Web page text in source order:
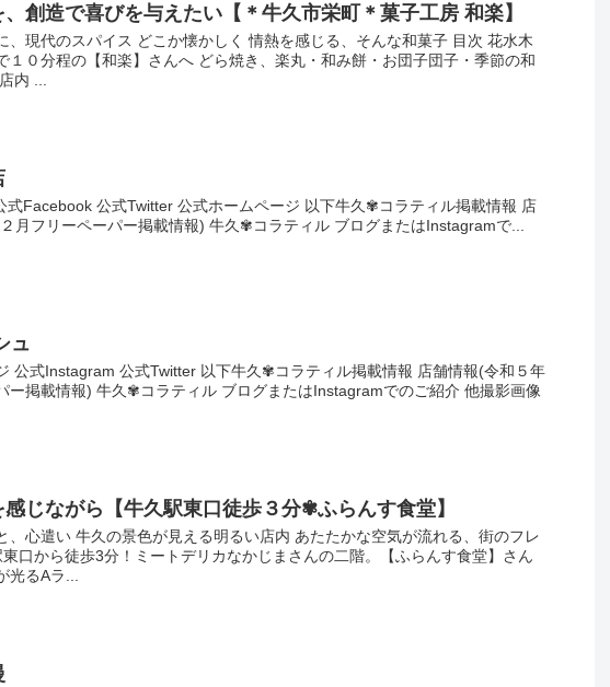
創造で喜びを与えたい【＊牛久市栄町＊菓子工房 和楽】
、現代のスパイス どこか懐かしく 情熱を感じる、そんな和菓子 目次 花水木
１０分程の【和楽】さんへ どら焼き、楽丸・和み餅・お団子団子・季節の和
内 ...
式Facebook 公式Twitter 公式ホームページ 以下牛久✾コラティル掲載情報 店
月フリーペーパー掲載情報) 牛久✾コラティル ブログまたはInstagramで...
ュ
公式Instagram 公式Twitter 以下牛久✾コラティル掲載情報 店舗情報(令和５年
ー掲載情報) 牛久✾コラティル ブログまたはInstagramでのご紹介 他撮影画像
じながら【牛久駅東口徒歩３分✾ふらんす食堂】
、心遣い 牛久の景色が見える明るい店内 あたたかな空気が流れる、街のフレ
口から徒歩3分！ミートデリカなかじまさんの二階。【ふらんす食堂】さん
光るAラ...